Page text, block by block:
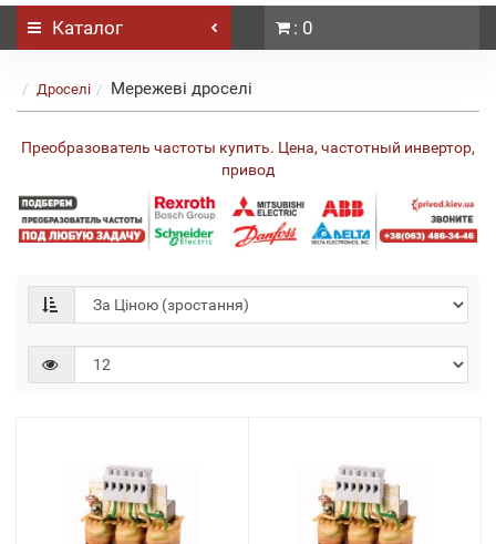
Каталог : 0
Дроселі Мережеві дроселі
Преобразователь частоты купить. Цена, частотный инвертор,
привод